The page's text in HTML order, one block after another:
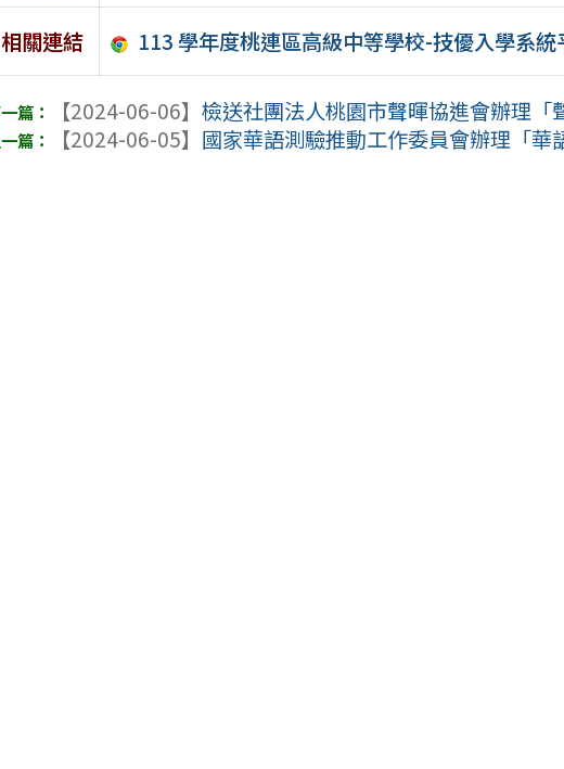
相關連結 113 學年度桃連區高級中等學校-技優入學系統
【2024-06-06】檢送社團法人桃園市聲暉協進會辦理「
【2024-06-05】 國家華語測驗推動工作委員會辦理「華